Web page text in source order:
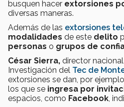
busquen hacer extorsiones
diversas maneras.
Además de las extorsiones
modalidades de este delito
personas o grupos de
César Sierra, director
Investigación del Tec de
extorsiones se dan, por
los que se ingresa por
espacios, como Facebook ,